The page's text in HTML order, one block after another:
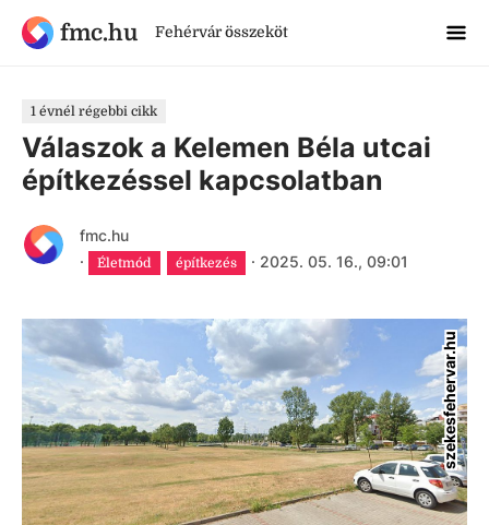
fmc.hu Fehérvár összeköt
1 évnél régebbi cikk
Válaszok a Kelemen Béla utcai
építkezéssel kapcsolatban
fmc.hu
·
Életmód építkezés · 2025. 05. 16., 09:01
szekesfehervar.hu